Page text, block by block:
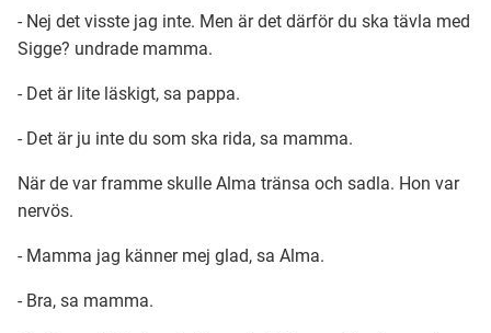
- Nej det visste jag inte. Men är det därför du ska tävla med
Sigge? undrade mamma.
- Det är lite läskigt, sa pappa.
- Det är ju inte du som ska rida, sa mamma.
När de var framme skulle Alma tränsa och sadla. Hon var
nervös.
- Mamma jag känner mej glad, sa Alma.
- Bra, sa mamma.